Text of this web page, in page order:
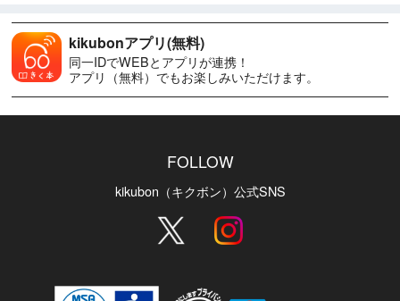
kikubonアプリ(無料)
同一IDでWEBとアプリが連携！
アプリ（無料）でもお楽しみいただけます。
FOLLOW
kikubon（キクボン）公式SNS